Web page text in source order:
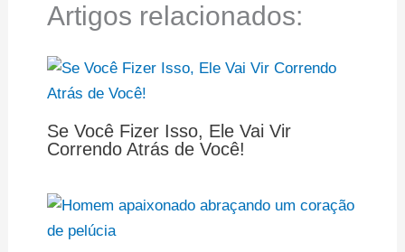
Artigos relacionados:
Se Você Fizer Isso, Ele Vai Vir
Correndo Atrás de Você!